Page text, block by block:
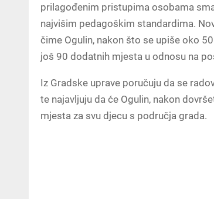
prilagođenim pristupima osobama
najvišim pedagoškim standardima.
čime Ogulin, nakon što se upiše oko
još 90 dodatnih mjesta u odnosu na
Iz Gradske uprave poručuju da se
te najavljuju da će Ogulin, nakon
mjesta za svu djecu s područja grada.